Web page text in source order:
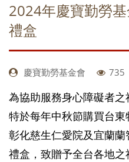
2024年慶寶勤勞
禮盒
慶寶勤勞基金會 735
為協助服務身心障礙者
特於每年中秋節購買台東
彰化慈生仁愛院及宜蘭
禮盒，致贈予全台各地